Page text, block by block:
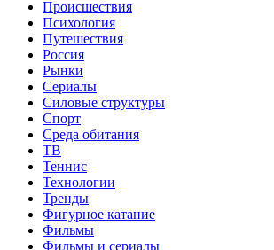
Происшествия
Психология
Путешествия
Россия
Рынки
Сериалы
Силовые структуры
Спорт
Среда обитания
ТВ
Теннис
Технологии
Тренды
Фигурное катание
Фильмы
Фильмы и сериалы